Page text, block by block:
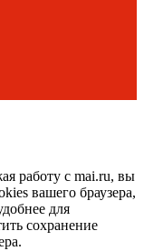
работу с mai.ru, вы
вашего браузера,
для
сохранение